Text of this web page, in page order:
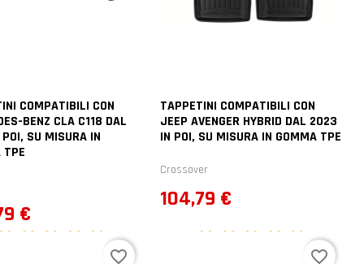
COMPATIBILI CON
BENZ CLA C118 DAL
SU MISURA IN
TPE
€
TAPPETINI COMPATIBILI CON
JEEP AVENGER HYBRID DAL 2023
IN POI, SU MISURA IN GOMMA TPE
Crossover
Prezzo
104,79 €
favorite_border favorite_border